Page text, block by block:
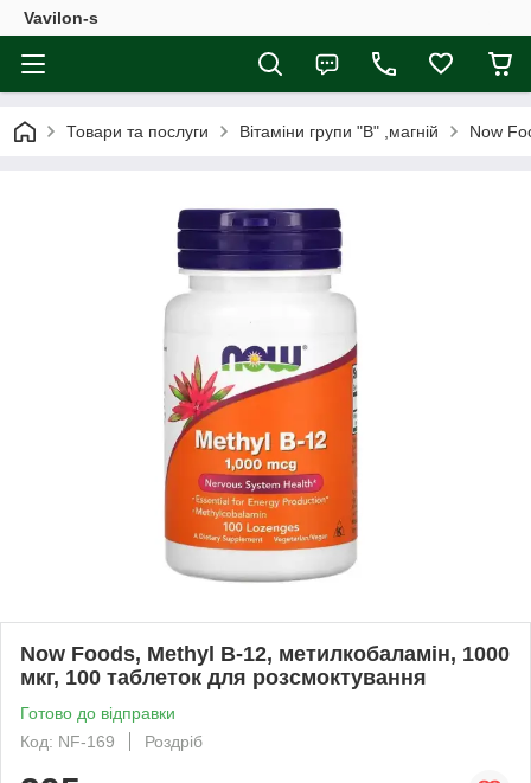
Vavilon-s
Товари та послуги Вітаміни групи "В" ,магній Now
Now Foods, Methyl B-12, метилкобаламін, 1000
мкг, 100 таблеток для розсмоктування
Готово до відправки
Код: NF-169
Роздріб